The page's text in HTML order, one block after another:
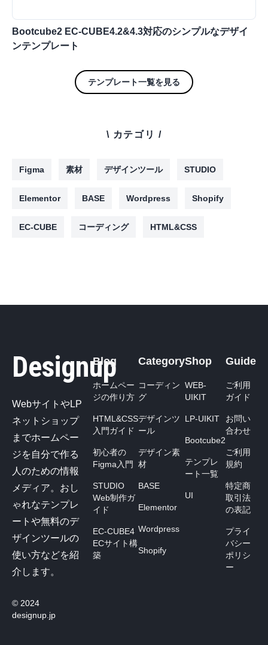
Bootcube2 EC-CUBE4.2&4.3対応のシンプルなデザイ
ンテンプレート
テンプレート一覧を見る
\ カテゴリ /
Figma 素材 デザインツール STUDIO
Elementor BASE Wordpress Shopify
EC-CUBE コーディング HTML&CSS
Designup
WebサイトやLP
ネットショップ
までホームペー
ジを自分で作る
人のための情報
メディア。おし
ゃれなテンプレ
ートや無料のデ
ザインツールの
使い方などを紹
介します。
© 2024
designup.jp
Blog
ホームペー
ジの作り方
HTML&CSS
入門ガイド
初心者の
Figma入門
STUDIO
Web制作ガ
イド
EC-CUBE4
ECサイト構
築
Category
コーディン
グ
デザインツ
ール
デザイン素
材
BASE
Elementor
Wordpress
Shopify
Shop
WEB-
UIKIT
LP-UIKIT
Bootcube2
テンプレ
ート一覧
UI
Guide
ご利用
ガイド
お問い
合わせ
ご利用
規約
特定商
取引法
の表記
プライ
バシー
ポリシ
ー